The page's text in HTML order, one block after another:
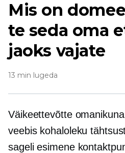
Mis on
te seda oma
jaoks vajate
13 min lugeda
Väikeettevõtte
veebis kohaloleku
sageli esimene